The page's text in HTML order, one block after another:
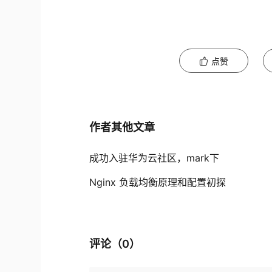
点赞
作者其他文章
成功入驻华为云社区，mark下
Nginx 负载均衡原理和配置初探
评论（0）